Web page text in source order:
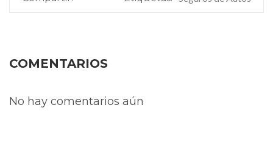
COMENTARIOS
No hay comentarios aún